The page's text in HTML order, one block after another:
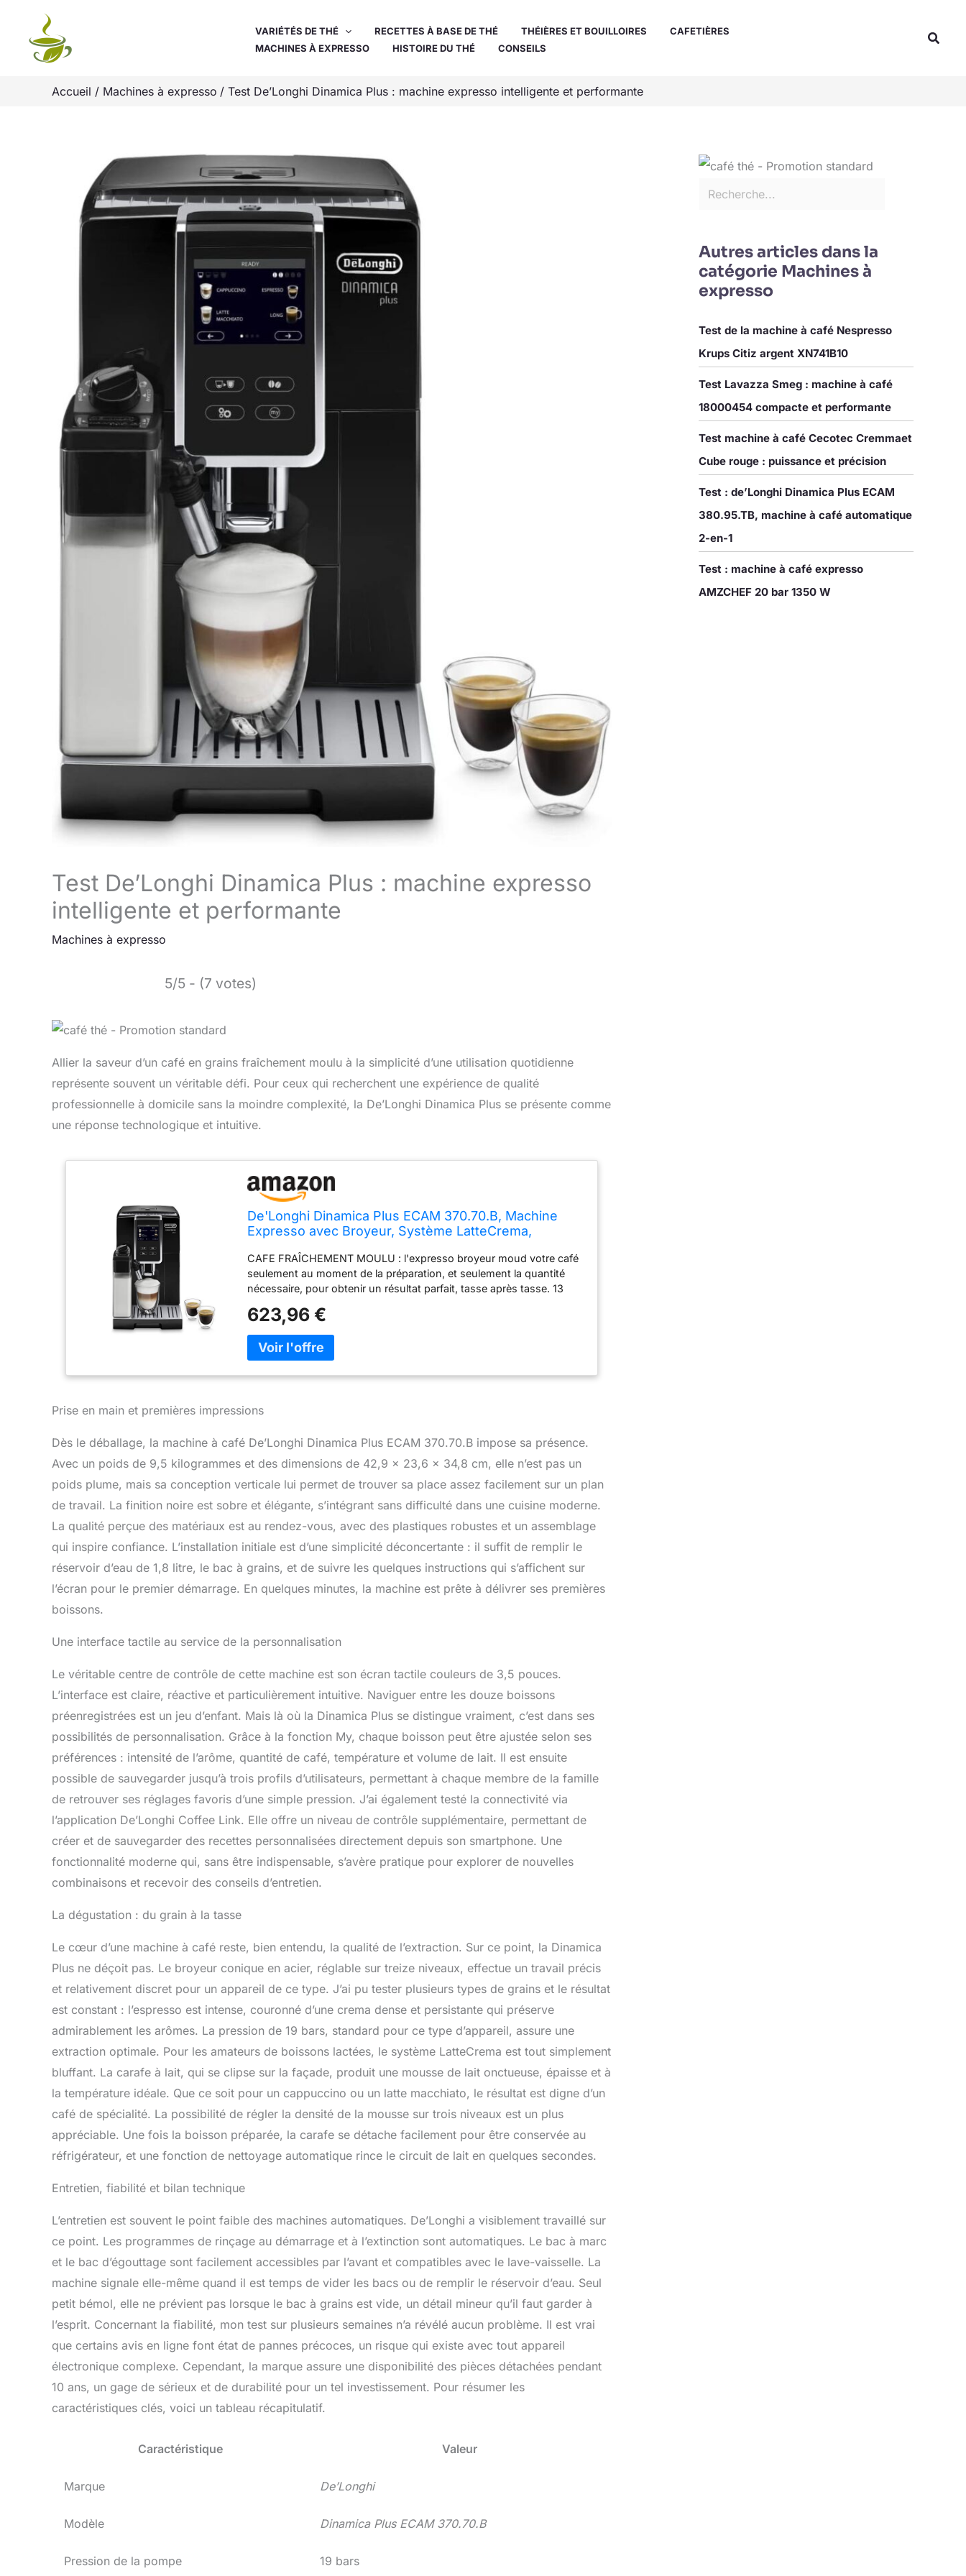
contenu
VARIÉTÉS DE THÉ RECETTES À BASE DE THÉ THÉIÈRES ET BOUILLOIRES
CAFETIÈRES
MACHINES À EXPRESSO
HISTOIRE DU THÉ CONSEILS
Accueil Machines à expresso Test De’Longhi Dinamica Plus : machine expresso intelligente et performante
Test De’Longhi Dinamica Plus : machine expresso
intelligente et performante
Machines à expresso
5/5 - (7 votes)
Allier la saveur d’un café en grains fraîchement moulu à la simplicité d’une utilisation quotidienne
représente souvent un véritable défi. Pour ceux qui recherchent une expérience de qualité
professionnelle à domicile sans la moindre complexité, la De’Longhi Dinamica Plus se présente comme
une réponse technologique et intuitive.
De'Longhi Dinamica Plus ECAM 370.70.B, Machine
Expresso avec Broyeur, Système LatteCrema,
Fonction My, 1.8l, Noir
CAFE FRAÎCHEMENT MOULU : l'expresso broyeur moud votre café
seulement au moment de la préparation, et seulement la quantité
nécessaire, pour obtenir un résultat parfait, tasse après tasse. 13
exclusif breveté LatteCrema vous permet de préparer vos boissons
préférées avec une mousse de lait épaisse et crémeuse en appuyant
sur un bouton PERSONNALISATION: la fonction "MY" vous permet
de personnaliser chaque boisson en définissant son arôme, la
quantité de café ou de lait FACILE À UTILISER : grâce au grand écran
du grain à la tasse, par simple pression d'un bouton LARGE CHOIX
Latte) + possibilité de créer 3 recettes supplémentaires. Préparation
623,96 €
Prise en main et premières impressions
Dès le déballage, la machine à café De’Longhi Dinamica Plus ECAM 370.70.B impose sa présence.
Avec un poids de 9,5 kilogrammes et des dimensions de 42,9 x 23,6 x 34,8 cm, elle n’est pas un
poids plume, mais sa conception verticale lui permet de trouver sa place assez facilement sur un plan
de travail. La finition noire est sobre et élégante, s’intégrant sans difficulté dans une cuisine moderne.
La qualité perçue des matériaux est au rendez-vous, avec des plastiques robustes et un assemblage
qui inspire confiance. L’installation initiale est d’une simplicité déconcertante : il suffit de remplir le
réservoir d’eau de 1,8 litre, le bac à grains, et de suivre les quelques instructions qui s’affichent sur
l’écran pour le premier démarrage. En quelques minutes, la machine est prête à délivrer ses premières
boissons.
Une interface tactile au service de la personnalisation
Le véritable centre de contrôle de cette machine est son écran tactile couleurs de 3,5 pouces.
L’interface est claire, réactive et particulièrement intuitive. Naviguer entre les douze boissons
préenregistrées est un jeu d’enfant. Mais là où la Dinamica Plus se distingue vraiment, c’est dans ses
possibilités de personnalisation. Grâce à la fonction My, chaque boisson peut être ajustée selon ses
préférences : intensité de l’arôme, quantité de café, température et volume de lait. Il est ensuite
possible de sauvegarder jusqu’à trois profils d’utilisateurs, permettant à chaque membre de la famille
de retrouver ses réglages favoris d’une simple pression. J’ai également testé la connectivité via
l’application De’Longhi Coffee Link. Elle offre un niveau de contrôle supplémentaire, permettant de
créer et de sauvegarder des recettes personnalisées directement depuis son smartphone. Une
fonctionnalité moderne qui, sans être indispensable, s’avère pratique pour explorer de nouvelles
combinaisons et recevoir des conseils d’entretien.
La dégustation : du grain à la tasse
Le cœur d’une machine à café reste, bien entendu, la qualité de l’extraction. Sur ce point, la Dinamica
Plus ne déçoit pas. Le broyeur conique en acier, réglable sur treize niveaux, effectue un travail précis
et relativement discret pour un appareil de ce type. J’ai pu tester plusieurs types de grains et le résultat
est constant : l’espresso est intense, couronné d’une crema dense et persistante qui préserve
admirablement les arômes. La pression de 19 bars, standard pour ce type d’appareil, assure une
extraction optimale. Pour les amateurs de boissons lactées, le système LatteCrema est tout simplement
bluffant. La carafe à lait, qui se clipse sur la façade, produit une mousse de lait onctueuse, épaisse et à
la température idéale. Que ce soit pour un cappuccino ou un latte macchiato, le résultat est digne d’un
café de spécialité. La possibilité de régler la densité de la mousse sur trois niveaux est un plus
appréciable. Une fois la boisson préparée, la carafe se détache facilement pour être conservée au
réfrigérateur, et une fonction de nettoyage automatique rince le circuit de lait en quelques secondes.
Entretien, fiabilité et bilan technique
L’entretien est souvent le point faible des machines automatiques. De’Longhi a visiblement travaillé sur
ce point. Les programmes de rinçage au démarrage et à l’extinction sont automatiques. Le bac à marc
et le bac d’égouttage sont facilement accessibles par l’avant et compatibles avec le lave-vaisselle. La
machine signale elle-même quand il est temps de vider les bacs ou de remplir le réservoir d’eau. Seul
petit bémol, elle ne prévient pas lorsque le bac à grains est vide, un détail mineur qu’il faut garder à
l’esprit. Concernant la fiabilité, mon test sur plusieurs semaines n’a révélé aucun problème. Il est vrai
que certains avis en ligne font état de pannes précoces, un risque qui existe avec tout appareil
électronique complexe. Cependant, la marque assure une disponibilité des pièces détachées pendant
10 ans, un gage de sérieux et de durabilité pour un tel investissement. Pour résumer les
caractéristiques clés, voici un tableau récapitulatif.
Caractéristique Valeur
Marque De’Longhi
Modèle Dinamica Plus ECAM 370.70.B
Pression de la pompe 19 bars
Autres articles dans la
catégorie Machines à
expresso
Test de la machine à café Nespresso
Krups Citiz argent XN741B10
Test Lavazza Smeg : machine à café
18000454 compacte et performante
Test machine à café Cecotec Cremmaet
Cube rouge : puissance et précision
Test : de’Longhi Dinamica Plus ECAM
380.95.TB, machine à café automatique
2-en-1
Test : machine à café expresso
AMZCHEF 20 bar 1350 W